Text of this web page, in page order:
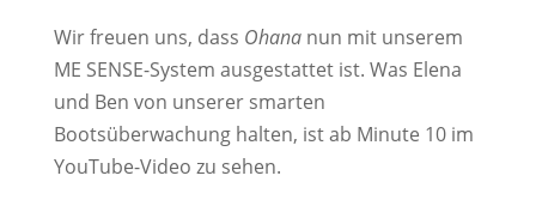
Wir freuen uns, dass Ohananun mit unserem
ME SENSE-System ausgestattet ist. Was Elena
und Ben von unserer smarten
Bootsüberwachung halten, ist ab Minute 10 im
YouTube-Video zu sehen.